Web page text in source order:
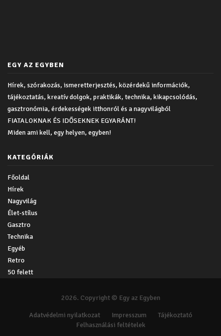
EGY AZ EGYBEN
Hírek, szórakozás, ismeretterjesztés, közérdekű információk,
tájékoztatás, kreatív dolgok, praktikák, technika, kikapcsolódás,
gasztronómia, érdekességek itthonról és a nagyvilágból
FIATALOKNAK ÉS IDŐSEKNEK EGYARÁNT!
Miden ami kell, egy helyen, egyben!
KATEGÓRIÁK
Főoldal
Hírek
Nagyvilág
Élet-stílus
Gasztro
Technika
Egyéb
Retro
50 felett
2026. Copyright © Egy az Egyben
Adatvédelmi nyilatkozat Impresszum
Tájékoztató
Felhasználási feltételek